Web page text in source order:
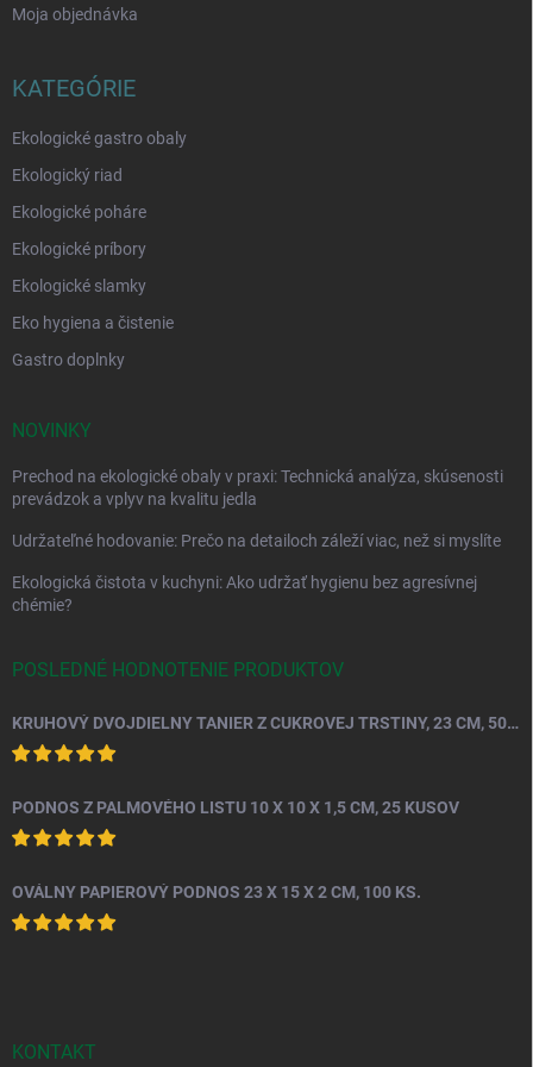
Moja objednávka
KATEGÓRIE
Ekologické gastro obaly
Ekologický riad
Ekologické poháre
Ekologické príbory
Ekologické slamky
Eko hygiena a čistenie
Gastro doplnky
NOVINKY
Prechod na ekologické obaly v praxi: Technická analýza, skúsenosti
prevádzok a vplyv na kvalitu jedla
Udržateľné hodovanie: Prečo na detailoch záleží viac, než si myslíte
Ekologická čistota v kuchyni: Ako udržať hygienu bez agresívnej
chémie?
POSLEDNÉ HODNOTENIE PRODUKTOV
KRUHOVÝ DVOJDIELNY TANIER Z CUKROVEJ TRSTINY, 23 CM, 50 KS.
PODNOS Z PALMOVÉHO LISTU 10 X 10 X 1,5 CM, 25 KUSOV
OVÁLNY PAPIEROVÝ PODNOS 23 X 15 X 2 CM, 100 KS.
KONTAKT